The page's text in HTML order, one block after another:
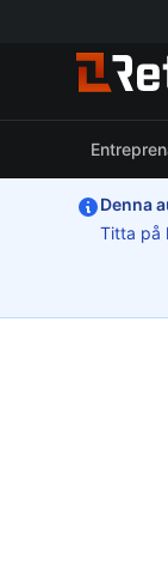
Denna
Titta på